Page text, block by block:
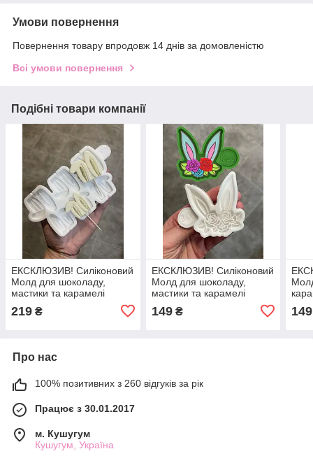
Умови повернення
Повернення товару впродовж 14 днів за домовленістю
Всі умови повернення
Подібні товари компанії
ЕКСКЛЮЗИВ! Силіконовий
Молд для шоколаду,
мастики та карамелі
розміри)"
219 ₴
ЕКСКЛЮЗИВ! Силіконовий
Молд для шоколаду,
мастики та карамелі
квітками №2"
149₴ 149
Про нас
100% позитивних з 260 відгуків за рік
Працює з 30.01.2017
м. Кушугум
Кушугум, Україна